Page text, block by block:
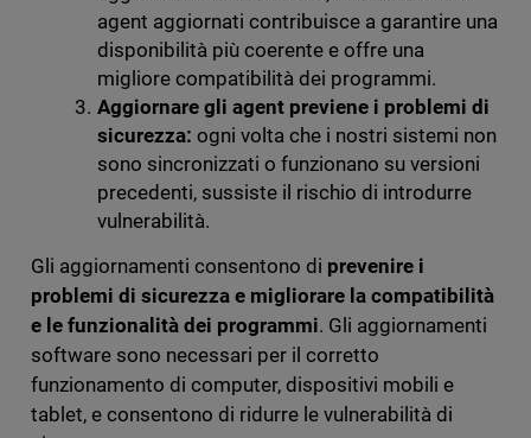
agent aggiornati contribuisce a garantire una
disponibilità più coerente e offre una
migliore compatibilità dei programmi.
Aggiornare gli agent previene i problemi di
sicurezza: ogni volta che i nostri sistemi non
sono sincronizzati o funzionano su versioni
precedenti, sussiste il rischio di introdurre
vulnerabilità.
Gli aggiornamenti consentono di prevenire i
problemi di sicurezza e migliorare la compatibilità
e le funzionalità dei programmi. Gli aggiornamenti
software sono necessari per il corretto
funzionamento di computer, dispositivi mobili e
tablet, e consentono di ridurre le vulnerabilità di